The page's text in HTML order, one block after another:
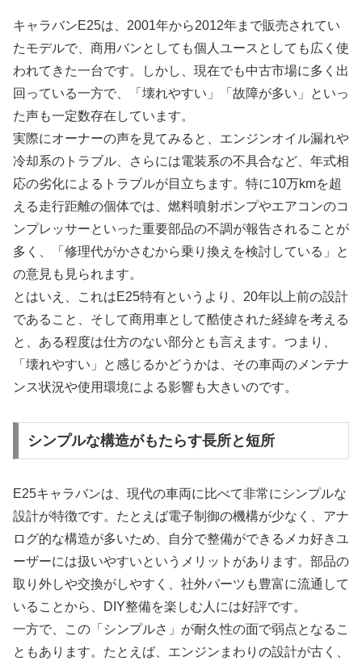
キャラバンE25は、2001年から2012年まで販売されてい
たモデルで、商用バンとしても個人ユースとしても広く使
われてきた一台です。しかし、現在でも中古市場に多く出
回っている一方で、「壊れやすい」「故障が多い」といっ
た声も一定数存在しています。
実際にオーナーの声を見てみると、エンジンオイル漏れや
冷却系のトラブル、さらには電装系の不具合など、年式相
応の劣化によるトラブルが目立ちます。特に10万kmを超
える走行距離の個体では、燃料噴射ポンプやエアコンのコ
ンプレッサーといった重要部品の不調が報告されることが
多く、「修理代がかさむから乗り換えを検討している」と
の意見も見られます。
とはいえ、これはE25特有というより、20年以上前の設計
であること、そして商用車として酷使された経緯を考える
と、ある程度は仕方のない部分とも言えます。つまり、
「壊れやすい」と感じるかどうかは、その車両のメンテナ
ンス状況や使用環境による影響も大きいのです。
シンプルな構造がもたらす長所と短所
E25キャラバンは、現代の車両に比べて非常にシンプルな
設計が特徴です。たとえば電子制御の機構が少なく、アナ
ログ的な構造が多いため、自分で整備ができるメカ好きユ
ーザーには扱いやすいというメリットがあります。部品の
取り外しや交換がしやすく、社外パーツも豊富に流通して
いることから、DIY整備を楽しむ人には好評です。
一方で、この「シンプルさ」が耐久性の面で弱点となるこ
ともあります。たとえば、エンジンまわりの設計が古く、